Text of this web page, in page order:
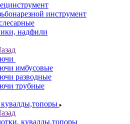
инструмент
надфили
имбусовые
разводные
трубные
кувалды,топоры